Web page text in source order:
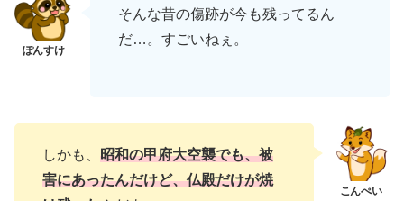
そんな昔の傷跡が今も残ってるん
だ…。すごいねぇ。
しかも、 昭和の甲府大空襲でも、被
害にあったんだけど、仏殿だけが焼